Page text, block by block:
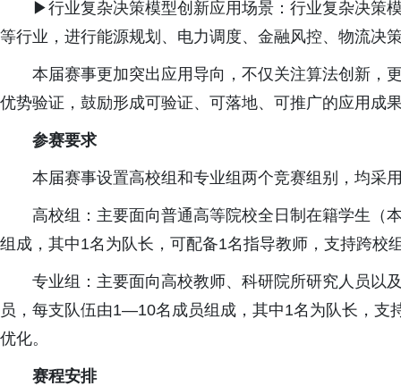
▶行业复杂决策模型创新应用场景：行业复杂决策
等行业，进行能源规划、电力调度、金融风控、物流决
本届赛事更加突出应用导向，不仅关注算法创新，
优势验证，鼓励形成可验证、可落地、可推广的应用成
参赛要求
本届赛事设置高校组和专业组两个竞赛组别，均采
高校组：主要面向普通高等院校全日制在籍学生
组成，其中1名为队长，可配备1名指导教师，支持跨校
专业组：主要面向高校教师、科研院所研究人员以
员，每支队伍由1—10名成员组成，其中1名为队长，支
优化。
赛程安排